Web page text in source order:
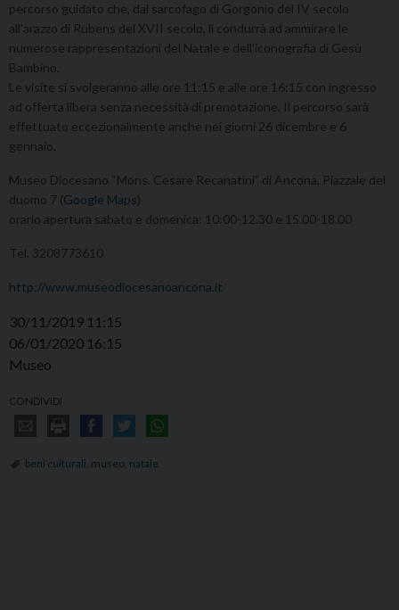
percorso guidato che, dal sarcofago di Gorgonio del IV secolo
all’arazzo di Rubens del XVII secolo, li condurrà ad ammirare le
numerose rappresentazioni del Natale e dell’iconografia di Gesù
Bambino.
Le visite si svolgeranno alle ore 11:15 e alle ore 16:15 con ingresso
ad offerta libera senza necessità di prenotazione. Il percorso sarà
effettuato eccezionalmente anche nei giorni 26 dicembre e 6
gennaio.
Museo Diocesano “Mons. Cesare Recanatini” di Ancona, Piazzale del
duomo 7 (Google Maps)
orario apertura sabato e domenica: 10:00-12.30 e 15.00-18.00
Tel. 3208773610
http://www.museodiocesanoancona.it
30/11/2019 11:15
06/01/2020 16:15
Museo
CONDIVIDI
beni culturali museo natale